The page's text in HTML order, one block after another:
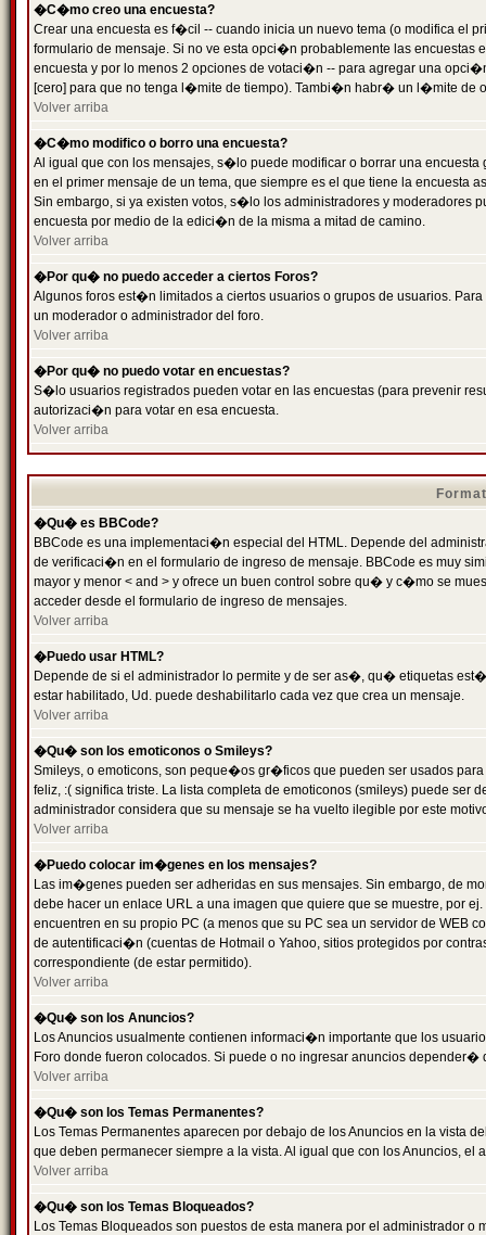
�C�mo creo una encuesta?
Crear una encuesta es f�cil -- cuando inicia un nuevo tema (o modifica el
formulario de mensaje. Si no ve esta opci�n probablemente las
encuesta y por lo menos 2 opciones de votaci�n -- para agregar una
[cero] para que no tenga l�mite de tiempo). Tambi�n habr� un l�mite de
Volver arriba
�C�mo modifico o borro una encuesta?
Al igual que con los mensajes, s�lo puede modificar o borrar una
en el primer mensaje de un tema, que siempre es el que tiene la encuesta
Sin embargo, si ya existen votos, s�lo los administradores y moderadores
encuesta por medio de la edici�n de la misma a mitad de camino.
Volver arriba
�Por qu� no puedo acceder a ciertos Foros?
Algunos foros est�n limitados a ciertos usuarios o grupos de usuarios.
un moderador o administrador del foro.
Volver arriba
�Por qu� no puedo votar en encuestas?
S�lo usuarios registrados pueden votar en las encuestas (para prevenir
autorizaci�n para votar en esa encuesta.
Volver arriba
�Qu� es BBCode?
BBCode es una implementaci�n especial del HTML. Depende del
de verificaci�n en el formulario de ingreso de mensaje. BBCode es muy
mayor y menor < and > y ofrece un buen control sobre qu� y c�mo se
acceder desde el formulario de ingreso de mensajes.
Volver arriba
�Puedo usar HTML?
Depende de si el administrador lo permite y de ser as�, qu� etiquetas
estar habilitado, Ud. puede deshabilitarlo cada vez que crea un mensaje.
Volver arriba
�Qu� son los emoticonos o Smileys?
Smileys, o emoticons, son peque�os gr�ficos que pueden ser usados
feliz, :( significa triste. La lista completa de emoticonos (smileys) puede
administrador considera que su mensaje se ha vuelto ilegible por este
Volver arriba
�Puedo colocar im�genes en los mensajes?
Las im�genes pueden ser adheridas en sus mensajes. Sin embargo, de
debe hacer un enlace URL a una imagen que quiere que se muestre, por
encuentren en su propio PC (a menos que su PC sea un servidor de
de autentificaci�n (cuentas de Hotmail o Yahoo, sitios protegidos por
correspondiente (de estar permitido).
Volver arriba
�Qu� son los Anuncios?
Los Anuncios usualmente contienen informaci�n importante que los
Foro donde fueron colocados. Si puede o no ingresar anuncios
Volver arriba
�Qu� son los Temas Permanentes?
Los Temas Permanentes aparecen por debajo de los Anuncios en la
que deben permanecer siempre a la vista. Al igual que con los Anuncios,
Volver arriba
�Qu� son los Temas Bloqueados?
Los Temas Bloqueados son puestos de esta manera por el administrador